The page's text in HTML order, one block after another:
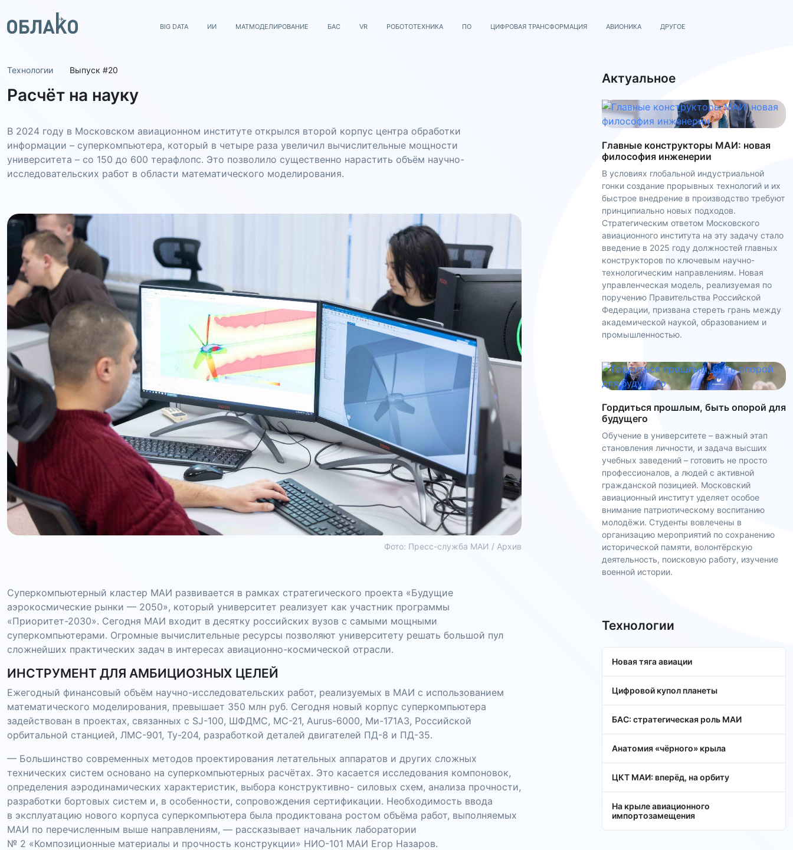
BIG DATA ИИ МАТМОДЕЛИРОВАНИЕ БАС VR РОБОТОТЕХНИКА ПО ЦИФРОВАЯ ТРАНСФОРМАЦИЯ АВИОНИКА ДРУГОЕ
Технологии Выпуск #20
Расчёт на науку
В 2024 году в Московском авиационном институте открылся второй корпус центра обработки
информации – суперкомпьютера, который в четыре раза увеличил вычислительные мощности
университета – со 150 до 600 терафлопс. Это позволило существенно нарастить объём научно-
исследовательских работ в области математического моделирования.
Фото: Пресс-служба МАИ / Архив
Суперкомпьютерный кластер МАИ развивается в рамках стратегического проекта «Будущие
аэрокосмические рынки — 2050», который университет реализует как участник программы
«Приоритет-2030». Сегодня МАИ входит в десятку российских вузов с самыми мощными
суперкомпьютерами. Огромные вычислительные ресурсы позволяют университету решать большой пул
сложнейших практических задач в интересах авиационно-космической отрасли.
ИНСТРУМЕНТ ДЛЯ АМБИЦИОЗНЫХ ЦЕЛЕЙ
Ежегодный финансовый объём научно-исследовательских работ, реализуемых в МАИ с использованием
математического моделирования, превышает 350 млн руб. Сегодня новый корпус суперкомпьютера
задействован в проектах, связанных с SJ-100, ШФДМС, МС-21, Aurus-6000, Ми-171А3, Российской
орбитальной станцией, ЛМС-901, Ту-204, разработкой деталей двигателей ПД-8 и ПД-35.
— Большинство современных методов проектирования летательных аппаратов и других сложных
технических систем основано на суперкомпьютерных расчётах. Это касается исследования компоновок,
определения аэродинамических характеристик, выбора конструктивно- силовых схем, анализа прочности,
разработки бортовых систем и, в особенности, сопровождения сертификации. Необходимость ввода
в эксплуатацию нового корпуса суперкомпьютера была продиктована ростом объёма работ, выполняемых
МАИ по перечисленным выше направлениям, — рассказывает начальник лаборатории
№ 2 «Композиционные материалы и прочность конструкции» НИО-101 МАИ Егор Назаров.
Актуальное
Главные конструкторы МАИ: новая
философия инженерии
В условиях глобальной индустриальной
гонки создание прорывных технологий и их
быстрое внедрение в производство требуют
принципиально новых подходов.
Стратегическим ответом Московского
авиационного института на эту задачу стало
введение в 2025 году должностей главных
конструкторов по ключевым научно-
технологическим направлениям. Новая
управленческая модель, реализуемая по
поручению Правительства Российской
Федерации, призвана стереть грань между
академической наукой, образованием и
промышленностью.
Гордиться прошлым, быть опорой для
будущего
Обучение в университете – важный этап
становления личности, и задача высших
учебных заведений – готовить не просто
профессионалов, а людей с активной
гражданской позицией. Московский
авиационный институт уделяет особое
внимание патриотическому воспитанию
молодёжи. Студенты вовлечены в
организацию мероприятий по сохранению
исторической памяти, волонтёрскую
деятельность, поисковую работу, изучение
военной истории.
Технологии
Новая тяга авиации
Цифровой купол планеты
БАС: стратегическая роль МАИ
Анатомия «чёрного» крыла
ЦКТ МАИ: вперёд, на орбиту
На крыле авиационного
импортозамещения